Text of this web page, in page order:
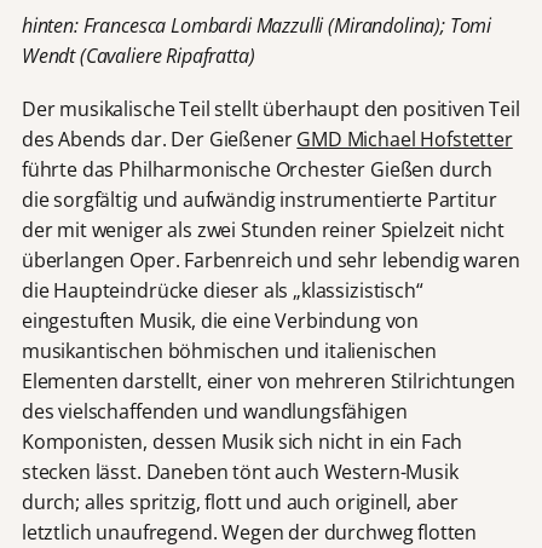
hinten: Francesca Lombardi Mazzulli (Mirandolina); Tomi
Wendt (Cavaliere Ripafratta)
Der musikalische Teil stellt überhaupt den positiven Teil
des Abends dar. Der GießenerGMD Michael Hofstetter
führte das Philharmonische Orchester Gießen durch
die sorgfältig und aufwändig instrumentierte Partitur
der mit weniger als zwei Stunden reiner Spielzeit nicht
überlangen Oper. Farbenreich und sehr lebendig waren
die Haupteindrücke dieser als „klassizistisch“
eingestuften Musik, die eine Verbindung von
musikantischen böhmischen und italienischen
Elementen darstellt, einer von mehreren Stilrichtungen
des vielschaffenden und wandlungsfähigen
Komponisten, dessen Musik sich nicht in ein Fach
stecken lässt. Daneben tönt auch Western-Musik
durch; alles spritzig, flott und auch originell, aber
letztlich unaufregend. Wegen der durchweg flotten